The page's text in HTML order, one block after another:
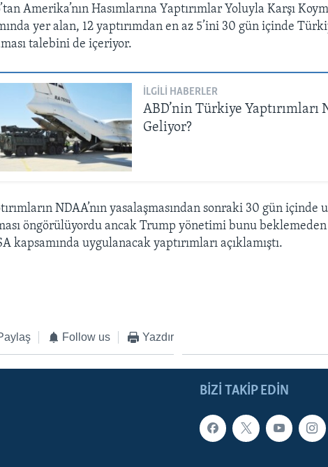
Amerika’nın Hasımlarına Yaptırımlar Yoluyla Karşı
yer alan, 12 yaptırımdan en az 5’ini 30 gün içinde
talebini de içeriyor.
İLGILI HABERLER
ABD’nin Türkiye Yaptırımları
Geliyor?
NDAA’nın yasalaşmasından sonraki 30 gün içinde
öngörülüyordu ancak Trump yönetimi bunu beklemeden
kapsamında uygulanacak yaptırımları açıklamıştı.
Follow us Yazdır
BIZI TAKIP EDIN